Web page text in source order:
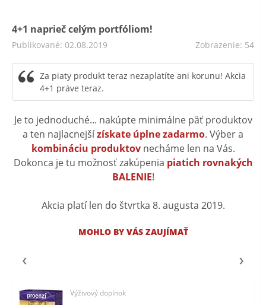
4+1 naprieč celým portfóliom!
Publikované: 02.08.2019 Zobrazenie: 54
Za piaty produkt teraz nezaplatíte ani korunu! Akcia
4+1 práve teraz.
Je to jednoduché... nakúpte minimálne päť produktov
a ten najlacnejšízískate úplne zadarmo. Výber a
kombináciu produktovnecháme len na Vás.
Dokonca je tu možnosť zakúpenia piatich rovnakých
BALENIE!
Akcia platí len do štvrtka 8. augusta 2019.
MOHLO BY VÁS ZAUJÍMAŤ
Výživový doplnok